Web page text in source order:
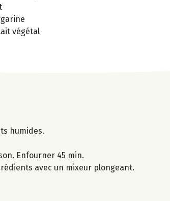
végétal
humides.
Enfourner 45 min.
avec un mixeur plongeant.